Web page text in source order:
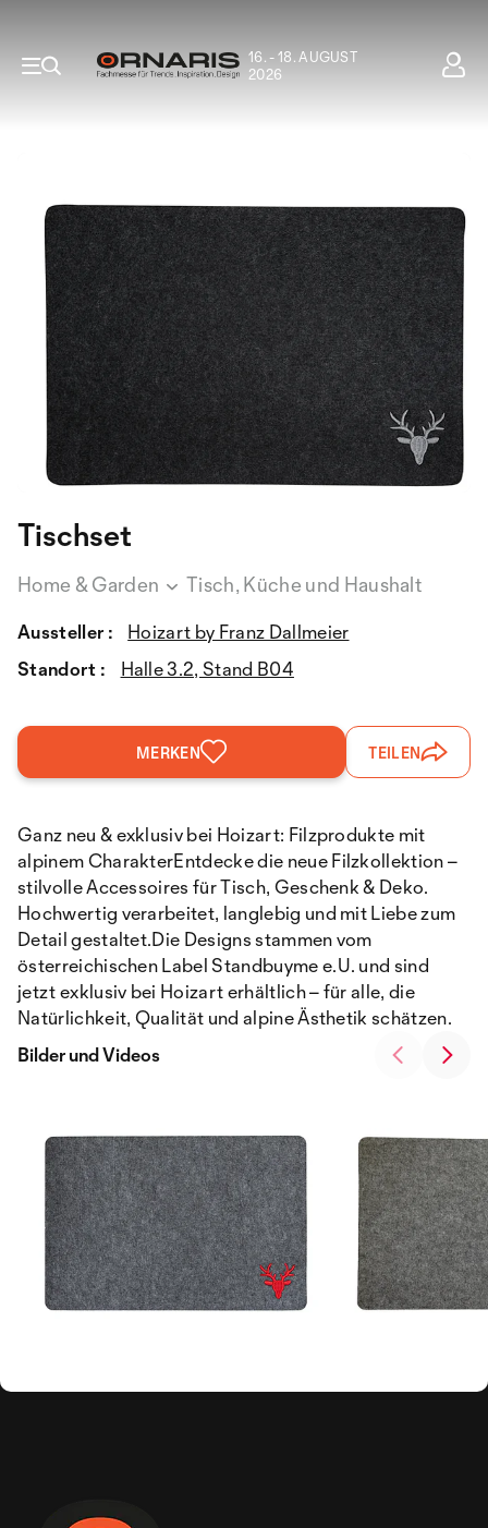
16. - 18. AUGUST
2026
Tischset
Home & Garden Tisch, Küche und Haushalt
Aussteller :
Hoizart by Franz Dallmeier
Standort :
Halle 3.2, Stand B04
MERKEN TEILEN
Ganz neu & exklusiv bei Hoizart: Filzprodukte mit
alpinem CharakterEntdecke die neue Filzkollektion –
stilvolle Accessoires für Tisch, Geschenk & Deko.
Hochwertig verarbeitet, langlebig und mit Liebe zum
Detail gestaltet.Die Designs stammen vom
österreichischen Label Standbuyme e.U. und sind
jetzt exklusiv bei Hoizart erhältlich – für alle, die
Natürlichkeit, Qualität und alpine Ästhetik schätzen.
Bilder und Videos